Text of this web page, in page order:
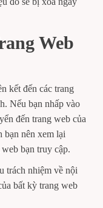
Web
kết đến các trang
Nếu bạn nhấp vào
đến trang web của
bạn nên xem lại
bạn truy cập.
trách nhiệm về nội
bất kỳ trang web